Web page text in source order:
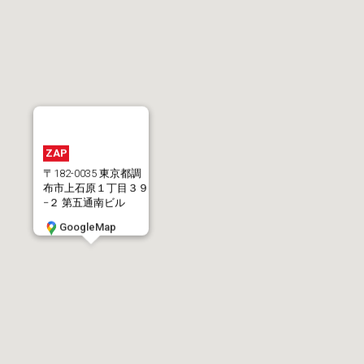
ZAP
〒182-0035 東京都調
布市上石原１丁目３９
−２ 第五通南ビル
GoogleMap